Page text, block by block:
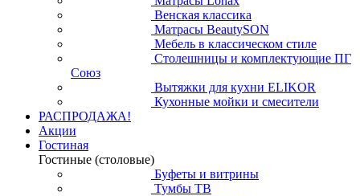
Венская классика
Матрасы BeautySON
Мебель в классическом стиле
Столешницы и комплектующие ПГ
Союз
Вытяжки для кухни ELIKOR
Кухонные мойки и смесители
РАСПРОДАЖА!
Акции
Гостиная
Гостиные (столовые)
Буфеты и витрины
Тумбы ТВ